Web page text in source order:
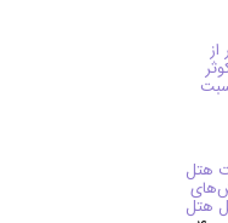
هتل
هتل